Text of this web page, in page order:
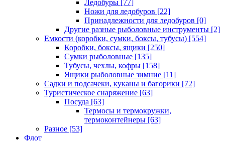
Ледобуры [77]
Ножи для ледобуров [22]
Принадлежности для ледобуров [0]
Другие разные рыболовные инструменты [2]
Емкости (коробки, сумки, боксы, тубусы) [554]
Коробки, боксы, ящики [250]
Сумки рыболовные [135]
Тубусы, чехлы, кофры [158]
Ящики рыболовные зимние [11]
Садки и подсачеки, куканы и багорики [72]
Туристическое снаряжение [63]
Посуда [63]
Термосы и термокружки,
термоконтейнеры [63]
Разное [53]
Флот